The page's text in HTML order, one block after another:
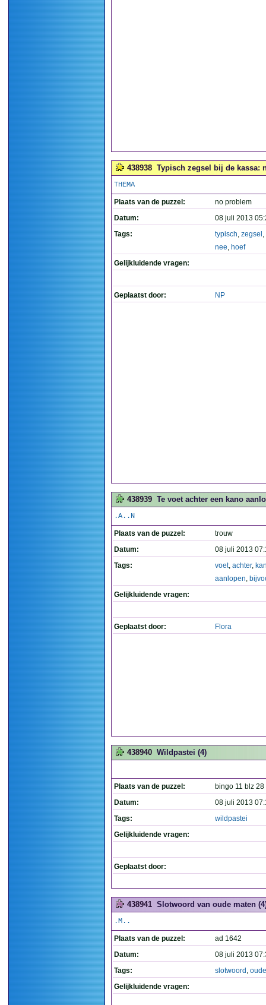
438938 Typisch zegsel bij de kassa:
THEMA
Plaats van de puzzel:
no problem
Datum:
08 juli 2013
Tags:
typisch, zegsel ,
nee, hoef
Gelijkluidende vragen:
Geplaatst door: NP
438939 Te voet achter een kano
.A..N
Plaats van de puzzel:
trouw
Datum:
08 juli 2013
Tags:
voet, achter,
aanlopen,
Gelijkluidende vragen:
Geplaatst door: Flora
438940 Wildpastei (4)
Plaats van de puzzel:
bingo 11 blz 28
Datum:
08 juli 2013
Tags:
wildpastei
Gelijkluidende vragen:
Geplaatst door:
438941 Slotwoord van oude maten
.M..
Plaats van de puzzel:
ad 1642
Datum:
08 juli 2013
Tags:
slotwoord , oude
Gelijkluidende vragen: